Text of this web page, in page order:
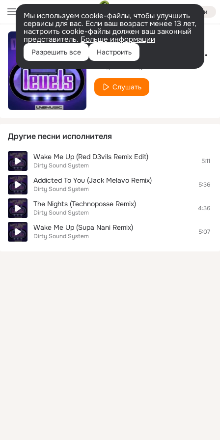
Войти
Мы используем cookie-файлы, чтобы улучшить
сервисы для вас. Если ваш возраст менее 13 лет,
настроить cookie-файлы должен ваш законный
представитель. Больше информации
Разрешить все Настроить Wake Me Up (Red D3vils Remix E
Слушать
Другие песни исполнителя
Wake Me Up (Red D3vils Remix Edit)
Dirty Sound System
5:11
Addicted To You (Jack Melavo Remix)
Dirty Sound System
5:36
The Nights (Technoposse Remix)
Dirty Sound System
4:36
Wake Me Up (Supa Nani Remix)
Dirty Sound System
5:07